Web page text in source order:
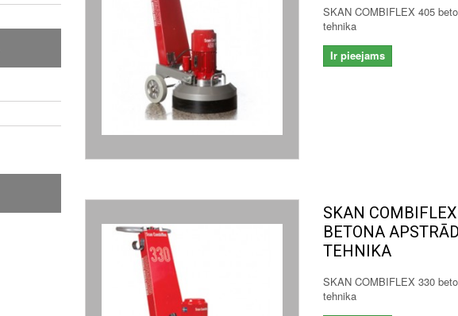
SKAN COMBIFLEX 405
tehnika
Ir pieejams
SKAN
BETONA
TEHNIKA
SKAN COMBIFLEX 330
tehnika